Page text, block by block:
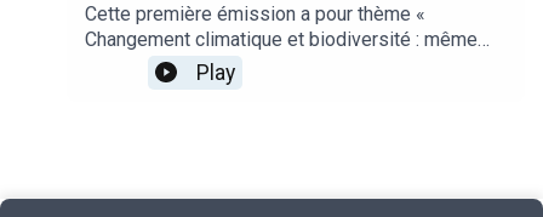
Cette première émission a pour thème «
Changement climatique et biodiversité : même
combat ! ». Pour en discuter, nous recevions à
l’Ecole des Mines Paris Bruno David, naturaliste
Play